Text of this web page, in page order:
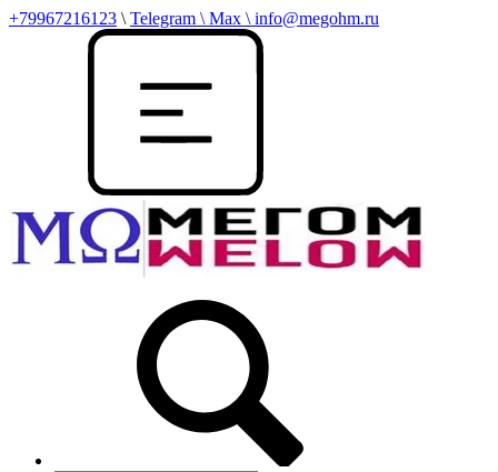
+79967216123 \ Telegram \ Max \ info@megohm.ru